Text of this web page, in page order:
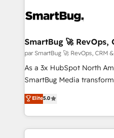
SmartBug 🚀 RevOps,
par SmartBug 🚀 RevOps, CRM
As a 3x HubSpot North
SmartBug Media
revenue engine. Our
divisions Globalia (AI &
(Paid Media), making this
brands. 🔄 Implementation & Integration - Seamless
Elite5.0